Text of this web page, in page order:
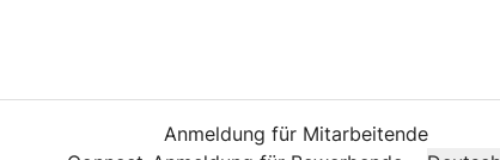
Anmeldung für Mitarbeitende